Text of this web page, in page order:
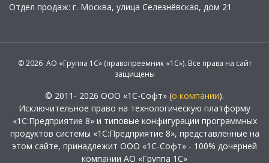
Отдел продаж: г. Москва, улица Селезнёвская, дом 21
© 2026 АО «Группа 1С» (правопреемник «1С»). Все права на сайт
защищены
© 2011- 2026 ООО «1С-Софт» (о компании).
Исключительное право на технологическую платформу
«1С:Предприятие 8» и типовые конфигурации программных
продуктов системы «1С:Предприятие 8», представленные на
этом сайте, принадлежит ООО «1С-Софт» - 100% дочерней
компании АО «Группа 1С»